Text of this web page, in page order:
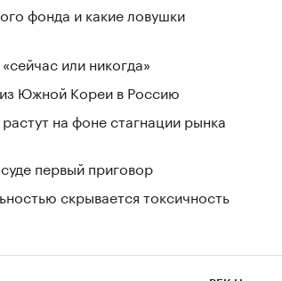
фонда и какие ловушки
или никогда»
Южной Кореи в Россию
на фоне стагнации рынка
первый приговор
скрывается токсичность